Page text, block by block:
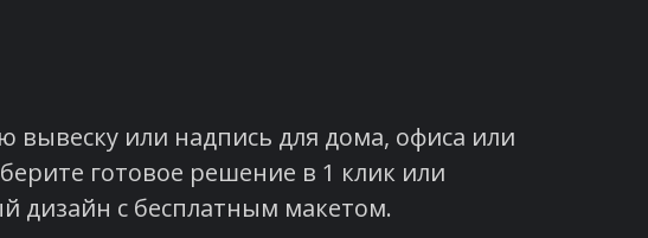
вывеску или надпись для дома, офиса или
готовое решение в 1 клик или
дизайн с бесплатным макетом.